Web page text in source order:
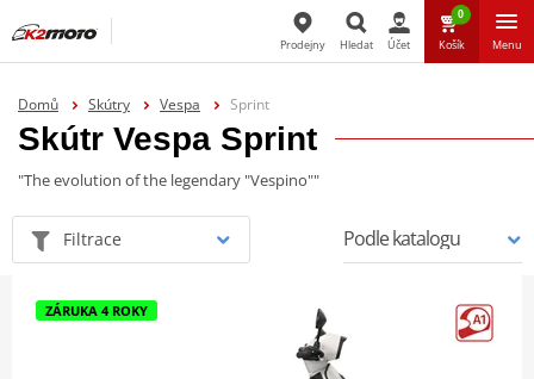
Prodejny Hledat Účet
0
Košík Menu
Domů Skútry Vespa Sprint
Skútr Vespa Sprint
"The evolution of the legendary "Vespino""
Filtrace
ZÁRUKA 4 ROKY